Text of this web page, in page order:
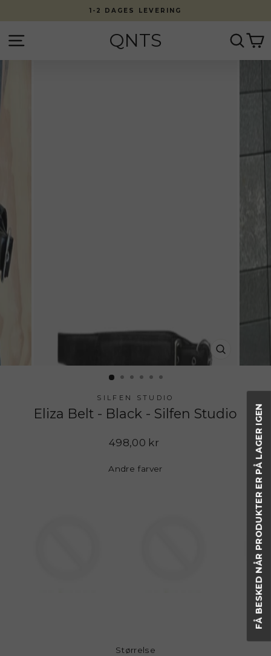
1-2 DAGES LEVERING
QNTS Søg
(ESC)
SILFEN STUDIO
Eliza Belt - Black - Silfen Studio
Normalpris
498,00 kr
Andre farver
Størrelse
FÅ BESKED NÅR PRODUKTER ER PÅ LAGER IGEN